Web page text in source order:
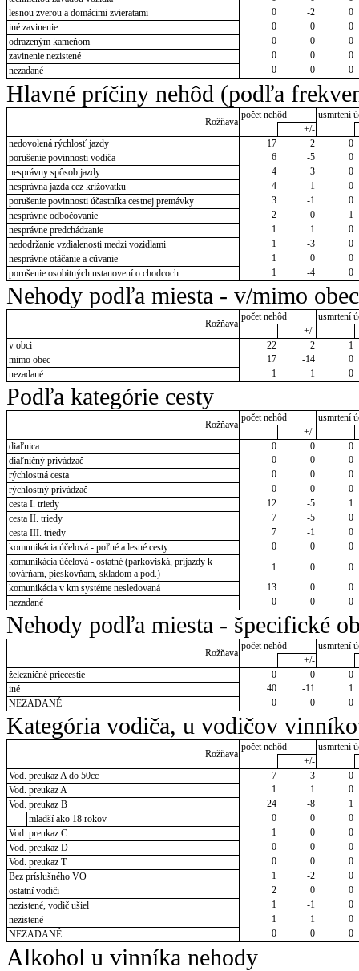
lesnou zverou a domácimi zvieratami
0 -2
0
iné zavinenie
0 0
0
odrazeným kameňom
0 0
0
zavinenie nezistené
0 0
0
nezadané
0 0 0
Hlavné príčiny nehôd (podľa
Rožňava
počet nehôd
usmrtení
+/-
nedovolená rýchlosť jazdy
17 2
0
porušenie povinnosti vodiča
6 -5
0
nesprávny spôsob jazdy
4 3
0
nesprávna jazda cez križovatku
4 -1
0
porušenie povinnosti účastníka cestnej premávky
3 -1
0
nesprávne odbočovanie
2 0
1
nesprávne predchádzanie
1 1
0
nedodržanie vzdialenosti medzi vozidlami
1 -3
0
nesprávne otáčanie a cúvanie
1 0
0
porušenie osobitných ustanovení o chodcoch
1 -4 0
Nehody podľa miesta - v/mimo obec
Rožňava
počet nehôd
usmrtení
+/-
v obci
22 2
1
mimo obec
17 -14
0
nezadané
1 1 0
Podľa kategórie cesty
Rožňava
počet nehôd
usmrtení
+/-
diaľnica
0 0
0
diaľničný privádzač
0 0
0
rýchlostná cesta
0 0
0
rýchlostný privádzač
0 0
0
cesta I. triedy
12 -5
1
cesta II. triedy
7 -5
0
cesta III. triedy
7 -1
0
komunikácia účelová - poľné a lesné cesty
0 0
0
komunikácia účelová - ostatné (parkoviská, príjazdy k
továrňam, pieskovňam, skladom a pod.)
1 0
0
komunikácia v km systéme nesledovaná
13 0
0
nezadané
0 0 0
Nehody podľa miesta - špecifické
Rožňava
počet nehôd
usmrtení
+/-
železničné priecestie
0 0
0
iné
40 -11
1
NEZADANÉ
0 0 0
Kategória vodiča, u vodičov
Rožňava
počet nehôd
usmrtení
+/-
Vod. preukaz A do 50cc
7 3
0
Vod. preukaz A
1 1
0
Vod. preukaz B
24 -8
1
mladší ako 18 rokov
0 0
0
Vod. preukaz C
1 0
0
Vod. preukaz D
0 0
0
Vod. preukaz T
0 0
0
Bez príslušného VO
1 -2
0
ostatní vodiči
2 0
0
nezistené, vodič ušiel
1 -1
0
nezistené
1 1
0
NEZADANÉ
0 0 0
Alkohol u vinníka nehody